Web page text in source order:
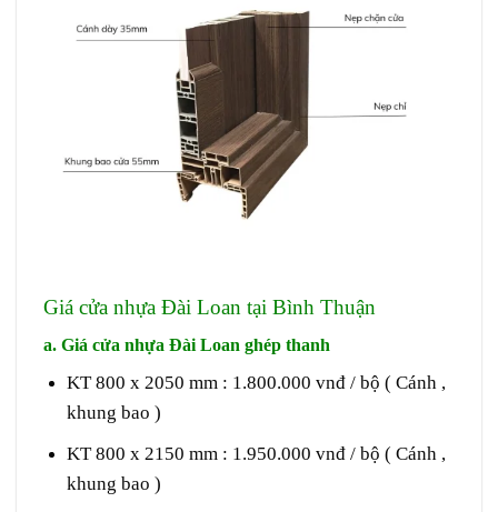
Giá cửa nhựa Đài Loan tại Bình Thuận
a. Giá cửa nhựa Đài Loan ghép thanh
KT 800 x 2050 mm : 1.800.000 vnđ / bộ ( Cánh ,
khung bao )
KT 800 x 2150 mm : 1.950.000 vnđ / bộ ( Cánh ,
khung bao )